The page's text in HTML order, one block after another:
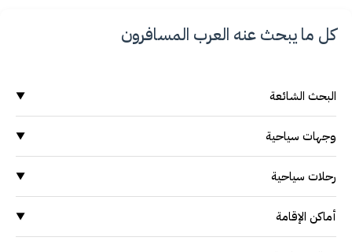
كل ما يبحث عنه العرب المسافرون
البحث الشائعة ▼
وجهات سياحية
السياحة في ماليزيا
السياحة في اندونيسيا
السياحة في سنغافورة
السياحة في تايلاند
السياحة في فيتنام
وجهات سياحية ▼
السياحة في اندونيسيا
السياحة في سنغافورة
رحلات سياحية ▼
رحلات إلى ماليزيا
رحلات إلى اندونيسيا
أماكن الإقامة ▼